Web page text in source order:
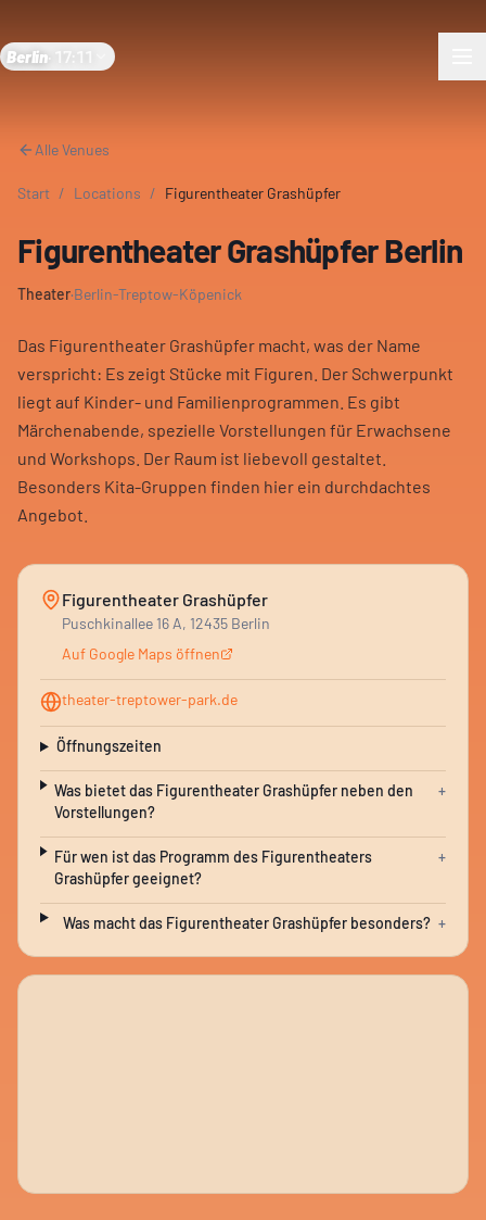
Berlin 17:11
Alle Venues
Start / Locations / Figurentheater Grashüpfer
Figurentheater Grashüpfer Berlin
Theater·Berlin-Treptow-Köpenick
Das Figurentheater Grashüpfer macht, was der Name
verspricht: Es zeigt Stücke mit Figuren. Der Schwerpunkt
liegt auf Kinder- und Familienprogrammen. Es gibt
Märchenabende, spezielle Vorstellungen für Erwachsene
und Workshops. Der Raum ist liebevoll gestaltet.
Besonders Kita-Gruppen finden hier ein durchdachtes
Angebot.
Figurentheater Grashüpfer
Puschkinallee 16 A, 12435 Berlin
Auf Google Maps öffnen
theater-treptower-park.de
Öffnungszeiten
Was bietet das Figurentheater Grashüpfer neben den
Vorstellungen?
+
Für wen ist das Programm des Figurentheaters
Grashüpfer geeignet?
+
Was macht das Figurentheater Grashüpfer besonders? +